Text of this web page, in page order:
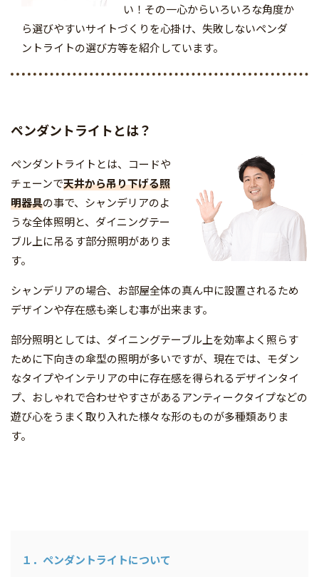
い！その一心からいろいろな角度か
ら選びやすいサイトづくりを心掛け、失敗しないペンダ
ントライトの選び方等を紹介しています。
ペンダントライトとは？
ペンダントライトとは、コードや
チェーンで天井から吊り下げる照
明器具の事で、シャンデリアのよ
うな全体照明と、ダイニングテー
ブル上に吊るす部分照明がありま
す。
シャンデリアの場合、お部屋全体の真ん中に設置されるため
デザインや存在感も楽しむ事が出来ます。
部分照明としては、ダイニングテーブル上を効率よく照らす
ために下向きの傘型の照明が多いですが、現在では、モダン
なタイプやインテリアの中に存在感を得られるデザインタイ
プ、おしゃれで合わせやすさがあるアンティークタイプなどの
遊び心をうまく取り入れた様々な形のものが多種類ありま
す。
１．ペンダントライトについて